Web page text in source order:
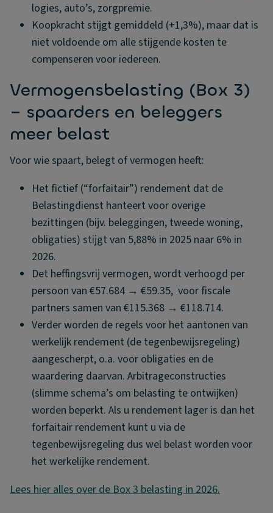
logies, auto’s, zorgpremie.
Koopkracht stijgt gemiddeld (+1,3%), maar dat is
niet voldoende om alle stijgende kosten te
compenseren voor iedereen.
Vermogensbelasting (Box 3)
– spaarders en beleggers
meer belast
Voor wie spaart, belegt of vermogen heeft:
Het fictief (“forfaitair”) rendement dat de
Belastingdienst hanteert voor overige
bezittingen (bijv. beleggingen, tweede woning,
obligaties) stijgt van 5,88% in 2025 naar 6% in
2026.
Det heffingsvrij vermogen, wordt verhoogd per
persoon van €57.684 → €59.35, voor fiscale
partners samen van €115.368 → €118.714.
Verder worden de regels voor het aantonen van
werkelijk rendement (de tegenbewijsregeling)
aangescherpt, o.a. voor obligaties en de
waardering daarvan. Arbitrageconstructies
(slimme schema’s om belasting te ontwijken)
worden beperkt. Als u rendement lager is dan het
forfaitair rendement kunt u via de
tegenbewijsregeling dus wel belast worden voor
het werkelijke rendement.
Lees hier alles over de Box 3 belasting in 2026.